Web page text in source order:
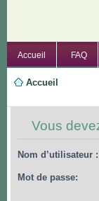
Accueil FAQ
Accueil
Vous
Nom d’utilisateur :
Mot de passe: